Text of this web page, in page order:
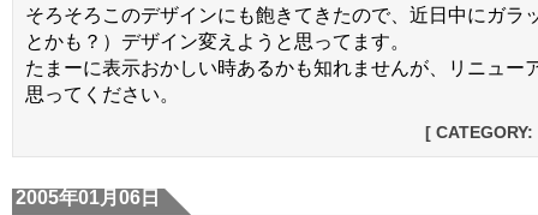
そろそろこのデザインにも飽きてきたので、近日中にガラ
とかも？）デザイン変えようと思ってます。
たまーに表示おかしい時あるかも知れませんが、リニュー
思ってください。
[ CATEGORY:
2005年01月06日